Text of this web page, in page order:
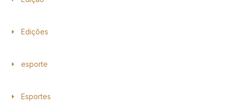
Edições
esporte
Esportes